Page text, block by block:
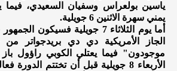
ياسين بولعراس وسفيان السعيدي، فيما
يمني سهرة الاثنين 6 جويلية.
أما يوم الثلاثاء 7 جويلية
الجاز الأمريكية دي دي بريدجواتر
موجودون" فيما يعتلي الكوبي راؤول